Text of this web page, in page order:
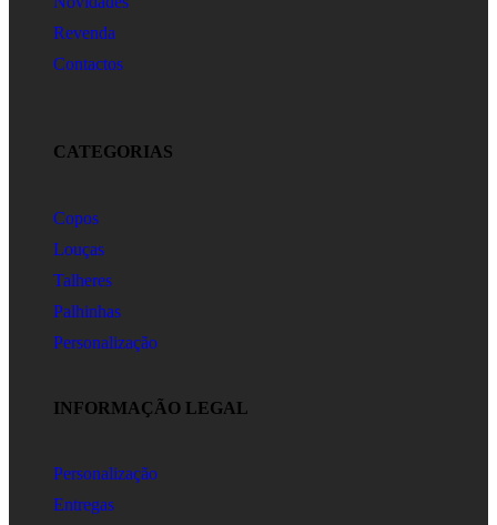
Revenda
Contactos
CATEGORIAS
Copos
Louças
Talheres
Palhinhas
Personalização
INFORMAÇÃO LEGAL
Personalização
Entregas